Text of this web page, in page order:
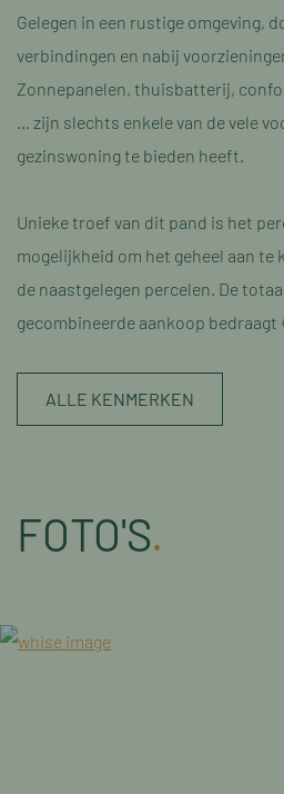
Gelegen in een rustige omgeving,
verbindingen en nabij
Zonnepanelen, thuisbatterij,
... zijn slechts enkele van de vele
gezinswoning te bieden heeft.
Unieke troef van dit pand is het
mogelijkheid om het geheel aan te
de naastgelegen percelen. De
gecombineerde aankoop bedraagt
ALLE KENMERKEN
FOTO'S.